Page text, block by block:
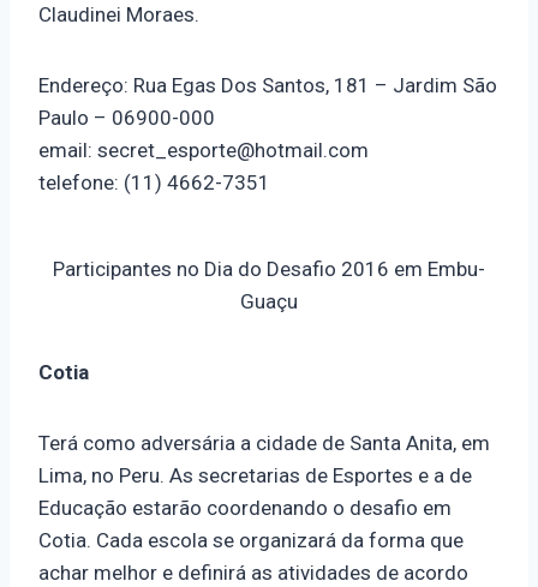
Claudinei Moraes.
Endereço: Rua Egas Dos Santos, 181 – Jardim São
Paulo – 06900-000
email: secret_esporte@hotmail.com
telefone: (11) 4662-7351
Participantes no Dia do Desafio 2016 em Embu-
Guaçu
Cotia
Terá como adversária a cidade de Santa Anita, em
Lima, no Peru. As secretarias de Esportes e a de
Educação estarão coordenando o desafio em
Cotia. Cada escola se organizará da forma que
achar melhor e definirá as atividades de acordo